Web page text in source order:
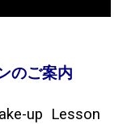
のご案内
up Lesson